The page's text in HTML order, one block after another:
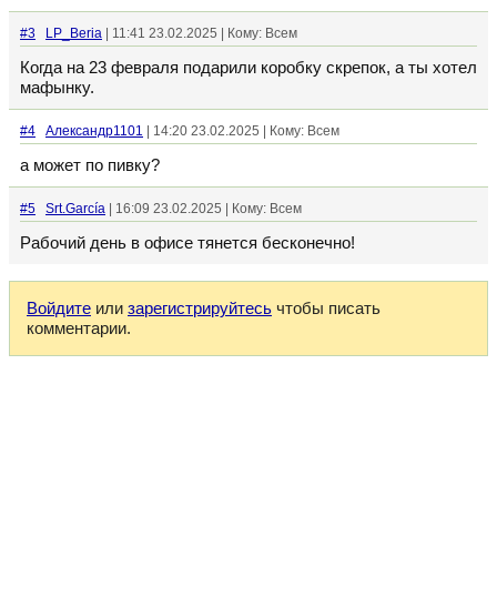
#3 LP_Beria | 11:41 23.02.2025 | Кому: Всем
Когда на 23 февраля подарили коробку скрепок, а ты хотел
мафынку.
#4 Александр1101 | 14:20 23.02.2025 | Кому: Всем
а может по пивку?
#5 Srt.García | 16:09 23.02.2025 | Кому: Всем
Рабочий день в офисе тянется бесконечно!
Войдите или зарегистрируйтесь чтобы писать
комментарии.